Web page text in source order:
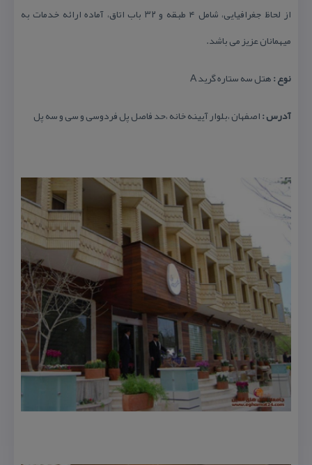
از لحاظ جغرافیایی، شامل ۴ طبقه و ۳۲ باب اتاق، آماده ارائه خدمات به
میهمانان عزیز می باشد.
نوع :هتل سه ستاره گرید A
آدرس :اصفهان ،بلوار آیینه خانه ،حد فاصل پل فردوسی و سی و سه پل